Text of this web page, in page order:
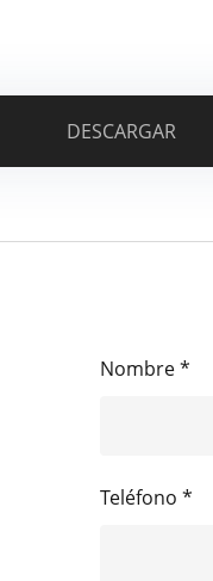
DESCARGAR
Nombre *
Teléfono *